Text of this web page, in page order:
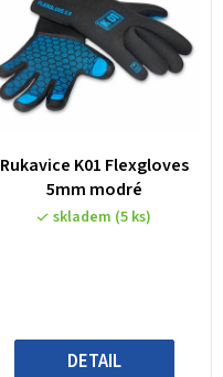
Rukavice K01 Flexgloves
5mm modré
skladem (5 ks)
DETAIL